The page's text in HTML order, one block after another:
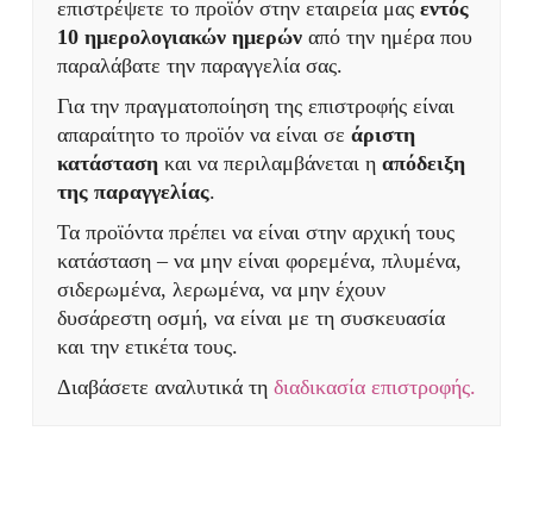
επιστρέψετε το προϊόν στην εταιρεία μας εντός
10 ημερολογιακών ημερώναπό την ημέρα που
παραλάβατε την παραγγελία σας.
Για την πραγματοποίηση της επιστροφής είναι
απαραίτητο το προϊόν να είναι σε άριστη
κατάστασηκαι να περιλαμβάνεται η απόδειξη
της παραγγελίας.
Τα προϊόντα πρέπει να είναι στην αρχική τους
κατάσταση – να μην είναι φορεμένα, πλυμένα,
σιδερωμένα, λερωμένα, να μην έχουν
δυσάρεστη οσμή, να είναι με τη συσκευασία
και την ετικέτα τους.
Διαβάσετε αναλυτικά τη διαδικασία επιστροφής.